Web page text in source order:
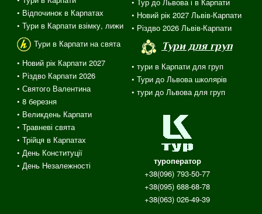
• Відпочинок в Карпатах
• Тури в Карпати взімку, лижи
Тури в Карпати на свята
• Новий рік Карпати 2027
• Різдво Карпати 2026
• Святого Валентина
• 8 березня
• Великдень Карпати
• Травневі свята
•Трійця в Карпатах
• День Конституції
• День Незалежності
• Новий рік 2027 Львів-Карпати
• Різдво 2026 Львів-Карпати
Тури для груп
• тури в Карпати для груп
• Тури до Львова школярів
• тури до Львова для груп
туроператор
+38(096) 793-50-77
+38(095) 688-68-78
+38(063) 026-49-39